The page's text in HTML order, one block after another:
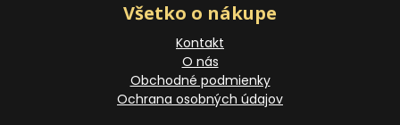
Všetko o nákupe
Kontakt
O nás
Obchodné podmienky
Ochrana osobných údajov